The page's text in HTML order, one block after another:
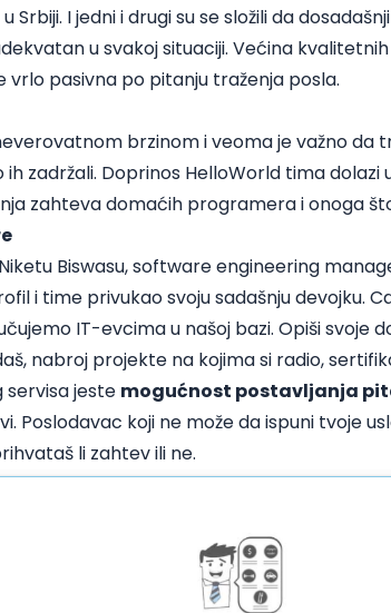
Srbiji. I jedni i drugi su se složili da
u svakoj situaciji. Većina
vrlo pasivna po pitanju traženja posla.
brzinom i veoma je važno
zadržali. Doprinos HelloWorld tima dolazi
zahteva domaćih programera i onoga
Biswasu, software engineering
i time privukao svoju sadašnju devojku.
IT-evcima u našoj bazi. Opiši svoje
nabroj projekte na kojima si radio,
servisa jeste mogućnost postavljanja
Poslodavac koji ne može da ispuni tvoje
li zahtev ili ne.